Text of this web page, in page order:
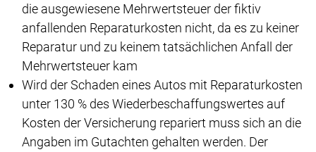
die ausgewiesene Mehrwertsteuer der fiktiv
anfallenden Reparaturkosten nicht, da es zu keiner
Reparatur und zu keinem tatsächlichen Anfall der
Mehrwertsteuer kam
Wird der Schaden eines Autos mit Reparaturkosten
unter 130 % des Wiederbeschaffungswertes auf
Kosten der Versicherung repariert muss sich an die
Angaben im Gutachten gehalten werden. Der